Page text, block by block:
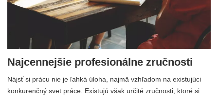
Najcennejšie profesionálne zručnosti
Nájsť si prácu nie je ľahká úloha, najmä vzhľadom na existujúci
konkurenčný svet práce. Existujú však určité zručnosti, ktoré si